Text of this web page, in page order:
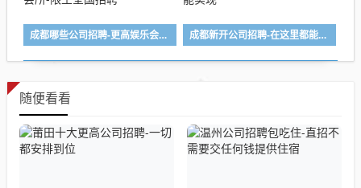
成都哪些公司招聘-更高娱乐会所-限生全国招聘 成都新开公司招聘-在这里都能实现
随便看看